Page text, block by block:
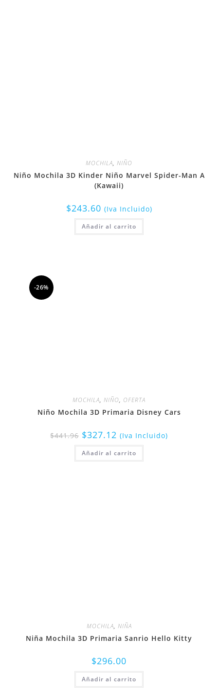
MOCHILA, NIÑO
Niño Mochila 3D Kinder Niño Marvel Spider-Man A
(Kawaii)
$243.60 (Iva Incluido)
Añadir al carrito
-26%
MOCHILA, NIÑO, OFERTA
Niño Mochila 3D Primaria Disney Cars
$441.96 $327.12 (Iva Incluido)
Añadir al carrito
MOCHILA, NIÑA
Niña Mochila 3D Primaria Sanrio Hello Kitty
$296.00
Añadir al carrito